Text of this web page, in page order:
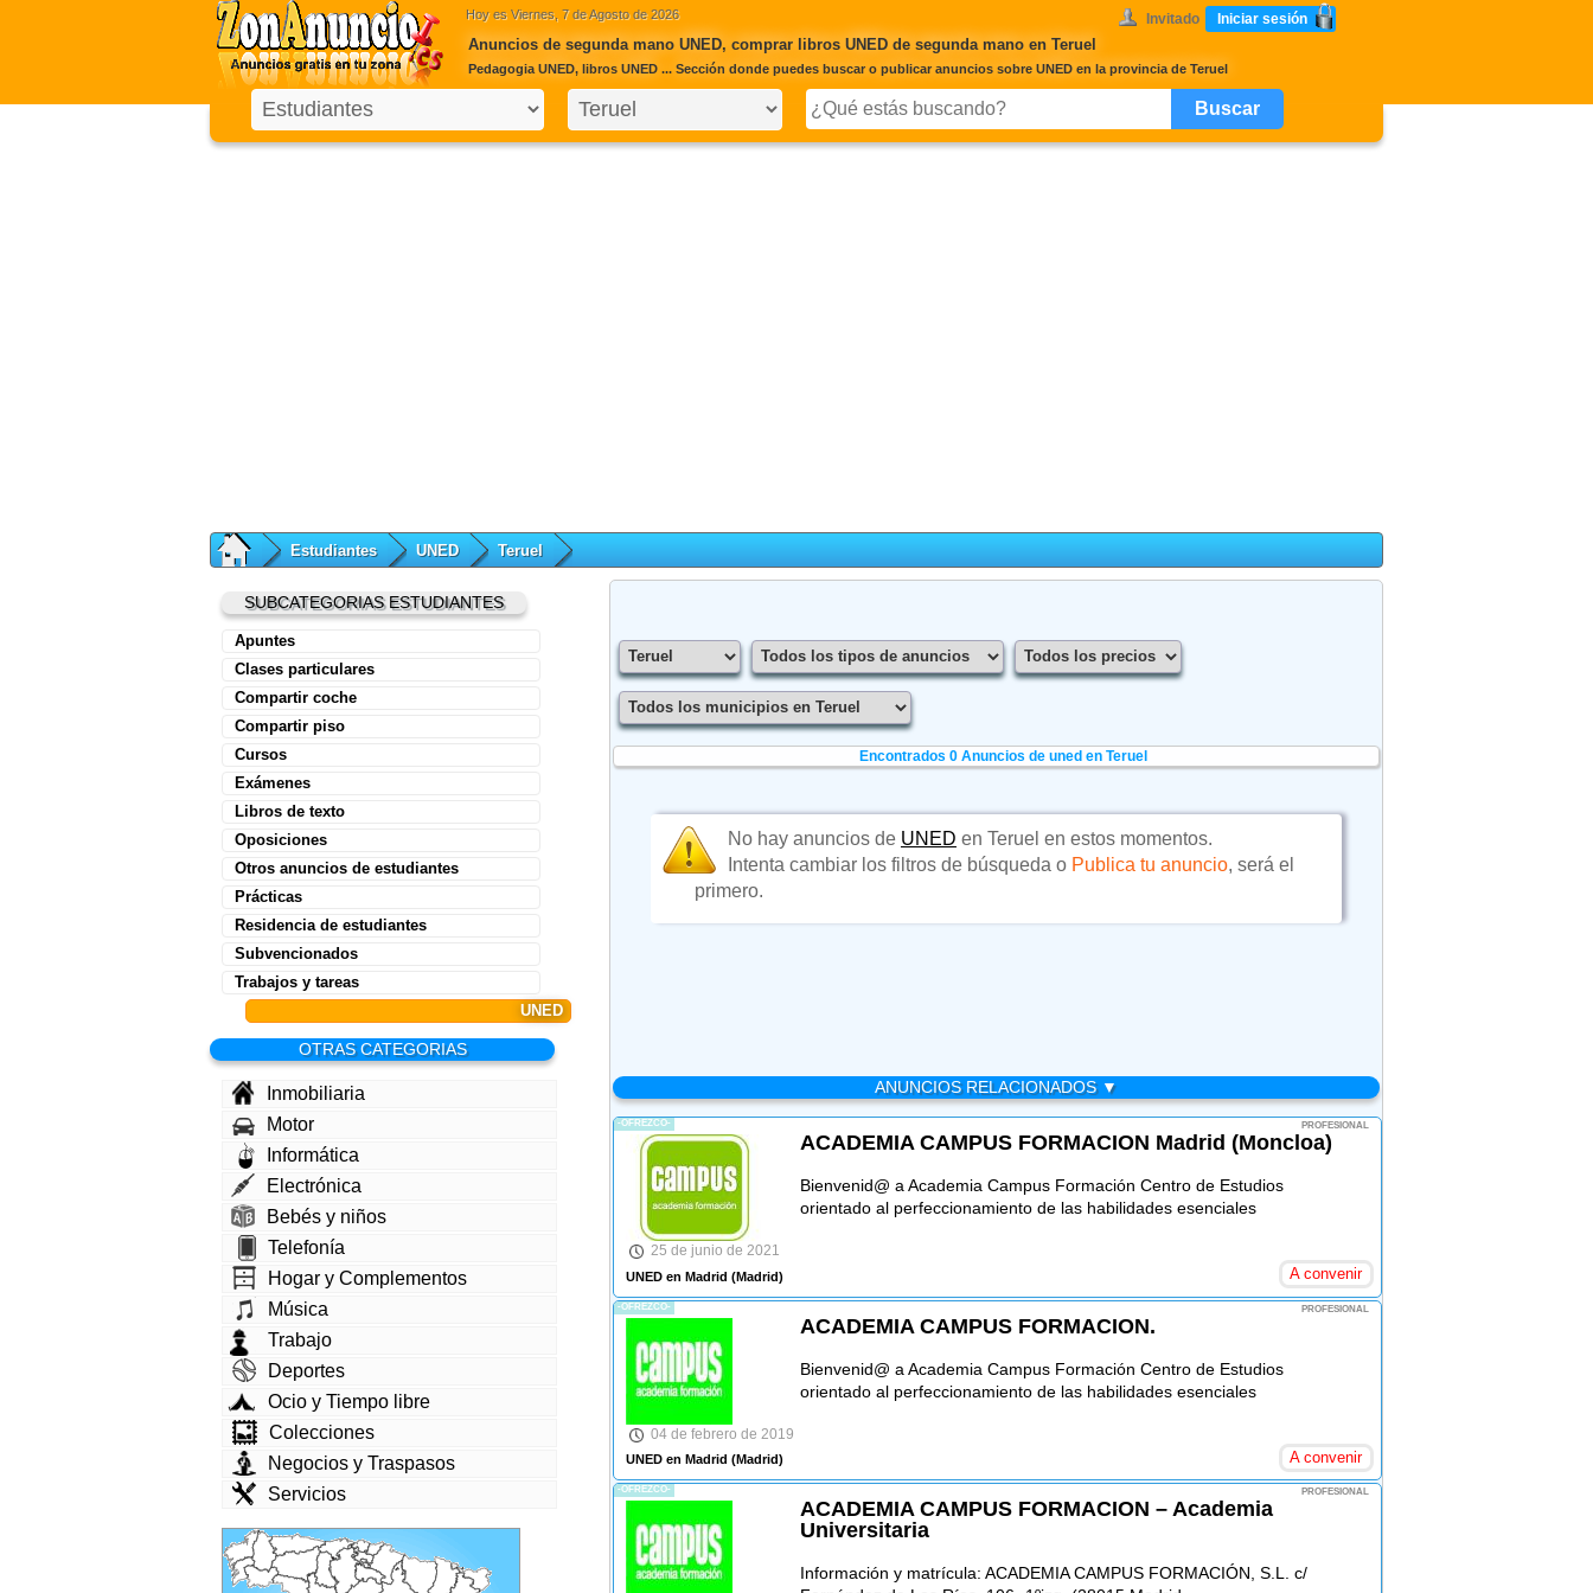
Hoy es Viernes, 7 de Agosto de 2026 Invitado Iniciar sesión
Anuncios de segunda mano UNED, comprar libros UNED de segunda mano en Teruel
Pedagogia UNED, libros UNED ... Sección donde puedes buscar o publicar anuncios sobre UNED en la provincia de Teruel
Estudiantes UNED Teruel
SUBCATEGORIAS ESTUDIANTES
Apuntes
Clases particulares
Compartir coche
Compartir piso
Cursos
Exámenes
Libros de texto
Oposiciones
Otros anuncios de estudiantes
Prácticas
Residencia de estudiantes
Subvencionados
Trabajos y tareas
UNED
OTRAS CATEGORIAS
Inmobiliaria
Motor
Informática
Electrónica
Bebés y niños
Telefonía
Hogar y Complementos
Música
Trabajo
Deportes
Ocio y Tiempo libre
Colecciones
Negocios y Traspasos
Servicios
Encontrados 0Anuncios de uned en Teruel
No hay anuncios de UNED en Teruel en estos momentos.
Intenta cambiar los filtros de búsqueda o Publica tu anuncio, será el
primero.
ANUNCIOS RELACIONADOS ▼
-OFREZCO- PROFESIONAL
ACADEMIA CAMPUS FORMACION Madrid (Moncloa)
Bienvenid@ a Academia Campus Formación Centro de Estudios
orientado al perfeccionamiento de las habilidades esenciales
25 de junio de 2021
UNED en Madrid (Madrid) A convenir
-OFREZCO- PROFESIONAL
ACADEMIA CAMPUS FORMACION.
Bienvenid@ a Academia Campus Formación Centro de Estudios
orientado al perfeccionamiento de las habilidades esenciales
04 de febrero de 2019
UNED en Madrid (Madrid) A convenir
-OFREZCO- PROFESIONAL
ACADEMIA CAMPUS FORMACION – Academia
Universitaria
Información y matrícula: ACADEMIA CAMPUS FORMACIÓN, S.L. c/